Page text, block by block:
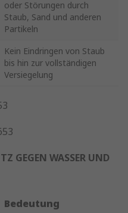
oder Störungen durch
Staub, Sand und anderen
Partikeln
Kein Eindringen von Staub
bis hin zur vollständigen
Versiegelung
GEGEN WASSER UND
Bedeutung